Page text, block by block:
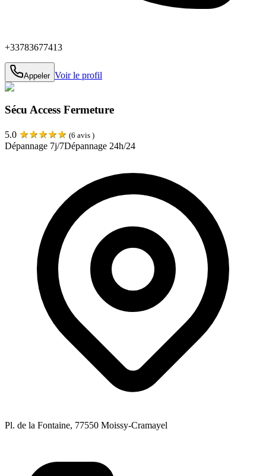
+33783677413
Appeler Voir le profil
Sécu Access Fermeture
5.0 ★★★★★ (6 avis )
Dépannage 7j/7Dépannage 24h/24
Pl. de la Fontaine, 77550 Moissy-Cramayel